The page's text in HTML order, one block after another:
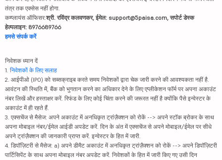
तंत्र तक एक्सेस नहीं होगा.
कम्प्लायंस ऑफिसर:श्री. रविंद्र कलवणकर, ईमेल: support@5paisa.com, सपोर्ट डेस्क
हेल्पलाइन: 8976689766
हमसे संपर्क करें
निवेशक ध्यान दें
1. निवेशकों के लिए सलाह
2. आईपीओ (IPO) को सब्सक्राइब करते समय निवेशकों द्वारा चेक जारी करने की आवश्यकता नहीं है.
आवंटन की स्थिति में, बैंक को भुगतान करने का अधिकार देने के लिए एप्लीकेशन फॉर्म पर अपना अकाउंट
नंबर लिखें और हस्ताक्षर करें. रिफंड के लिए कोई चिंता करने की जरूरत नहीं है क्योंकि पैसे इन्वेस्टर के
अकाउंट में ही रहते हैं.
3. एक्सचेंज से मैसेज: अपने अकाउंट में अनधिकृत ट्रांज़ैक्शन को रोकें --> अपने स्टॉक ब्रोकर के साथ
अपना मोबाइल नंबर/ईमेल आईडी अपडेट करें. दिन के अंत में एक्सचेंज से अपने मोबाइल/ईमेल पर सीधे
अपने ट्रांज़ैक्शन की जानकारी प्राप्त करें. इन्वेस्टर के हित में जारी.
4. डिपॉज़िटरी से मैसेज: a) अपने डीमैट अकाउंट में अनधिकृत ट्रांज़ैक्शन को रोकें --> अपने डिपॉज़िटरी
पार्टिसिपेंट के साथ अपना मोबाइल नंबर अपडेट करें. निवेशकों के हित में जारी किए गए उसी दिन